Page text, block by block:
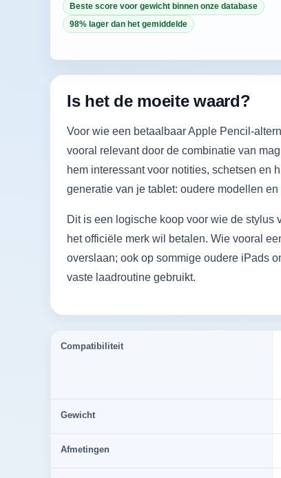
Beste score voor gewicht binnen onze database
98% lager dan het gemiddelde
Is het de moeite waard?
Voor wie een betaalbaar Apple Pencil-
vooral relevant door de combinatie van
hem interessant voor notities, schetsen en
generatie van je tablet: oudere modellen
Dit is een logische koop voor wie de
het officiële merk wil betalen. Wie vooral
overslaan; ook op sommige oudere iPads
vaste laadroutine gebruikt.
Compatibiliteit
Gewicht
Afmetingen